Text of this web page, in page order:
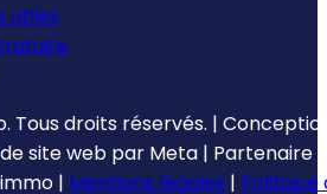
utiles
Tous droits réservés. |
site web par Meta | Partenaire
| Mentions légales | Politique